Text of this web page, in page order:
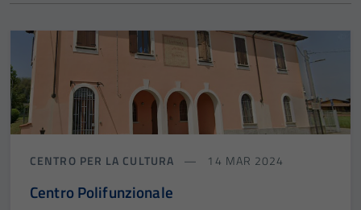
CENTRO PER LA CULTURA 14 MAR 2024
Centro Polifunzionale